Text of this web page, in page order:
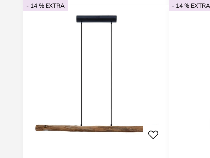
- 14 % EXTRA - 14 % EXTRA